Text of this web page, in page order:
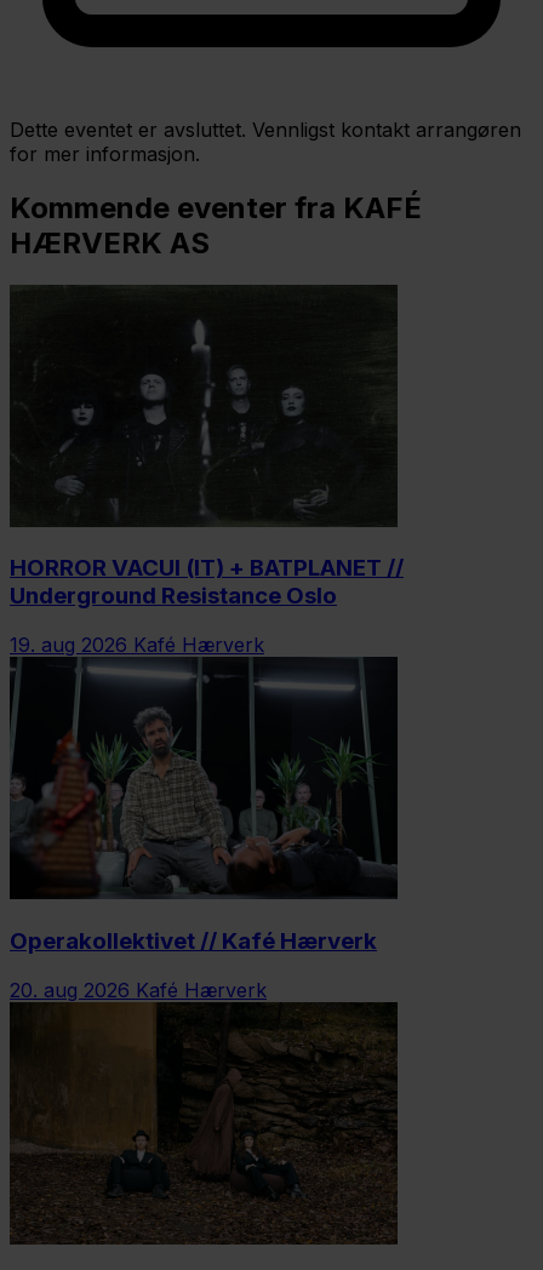
Dette eventet er avsluttet. Vennligst kontakt arrangøren
for mer informasjon.
Kommende eventer fra KAFÉ
HÆRVERK AS
HORROR VACUI (IT) + BATPLANET //
Underground Resistance Oslo
19. aug 2026 Kafé Hærverk
Operakollektivet // Kafé Hærverk
20. aug 2026 Kafé Hærverk